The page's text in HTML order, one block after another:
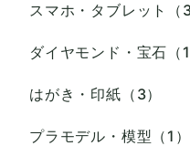
スマホ・タブレット（3
ダイヤモンド・宝石（1
はがき・印紙（3）
プラモデル・模型（1）